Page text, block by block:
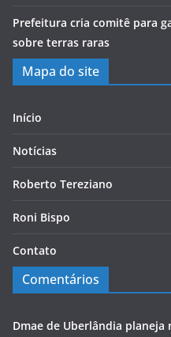
Prefeitura cria comitê para
sobre terras raras
Mapa do site
Início
Notícias
Roberto Tereziano
Roni Bispo
Contato
Comentários
Dmae de Uberlândia